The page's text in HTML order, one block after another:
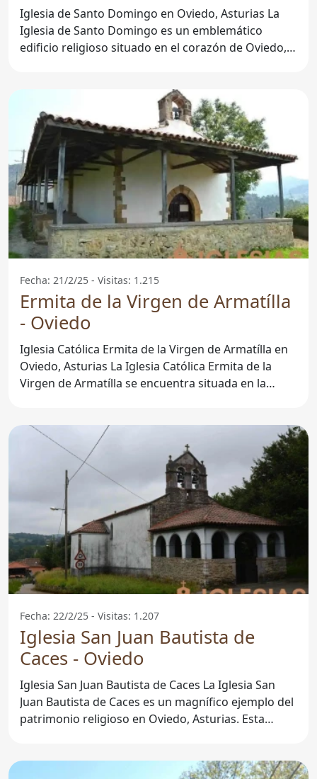
Iglesia de Santo Domingo en Oviedo, Asturias La
Iglesia de Santo Domingo es un emblemático
edificio religioso situado en el corazón de Oviedo,
Fecha: 21/2/25 - Visitas: 1.215
Ermita de la Virgen de Armatílla
- Oviedo
Iglesia Católica Ermita de la Virgen de Armatílla en
Oviedo, Asturias La Iglesia Católica Ermita de la
Virgen de Armatílla se encuentra situada en la
Fecha: 22/2/25 - Visitas: 1.207
Iglesia San Juan Bautista de
Caces - Oviedo
Iglesia San Juan Bautista de Caces La Iglesia San
Juan Bautista de Caces es un magnífico ejemplo del
patrimonio religioso en Oviedo, Asturias. Esta